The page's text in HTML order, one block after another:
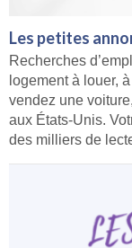
Les petites
Recherches
logement à louer,
vendez une
aux États-Unis.
des milliers de